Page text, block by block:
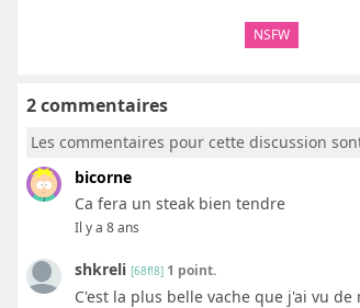
NSFW
2 commentaires
Les commentaires pour cette discussion
bicorne
Ca fera un steak bien tendre
Il y a 8 ans
shkreli [68f!8] 1 point.
C'est la plus belle vache que j'ai vu de